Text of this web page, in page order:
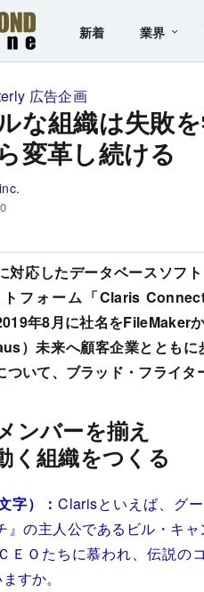
新着 業界
広告企画
な組織は失敗
変革し続ける
対応したデータベースソフ
フォーム「Claris
年8月に社名をFileMaker
）未来へ顧客企業ととも
ついて、ブラッド・フライタ
ンバーを揃え
く組織をつくる
字）：Clarisといえば、グ
』の主人公であるビル・キ
ＥＯたちに慕われ、伝説の
すか。